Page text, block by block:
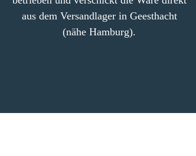
aus dem Versandlager in Geesthacht
(nähe Hamburg).